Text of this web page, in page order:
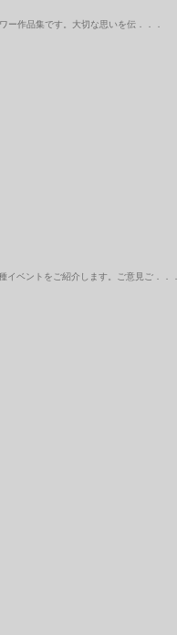
作品集です。大切な思いを伝．．．
ベントをご紹介します。ご意見ご．．．